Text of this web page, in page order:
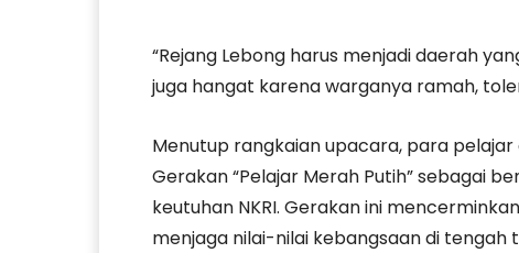
“Rejang Lebong harus menjadi daerah
juga hangat karena warganya ramah,
Menutup rangkaian upacara, para
Gerakan “Pelajar Merah Putih” sebagai
keutuhan NKRI. Gerakan ini
menjaga nilai-nilai kebangsaan di tengah